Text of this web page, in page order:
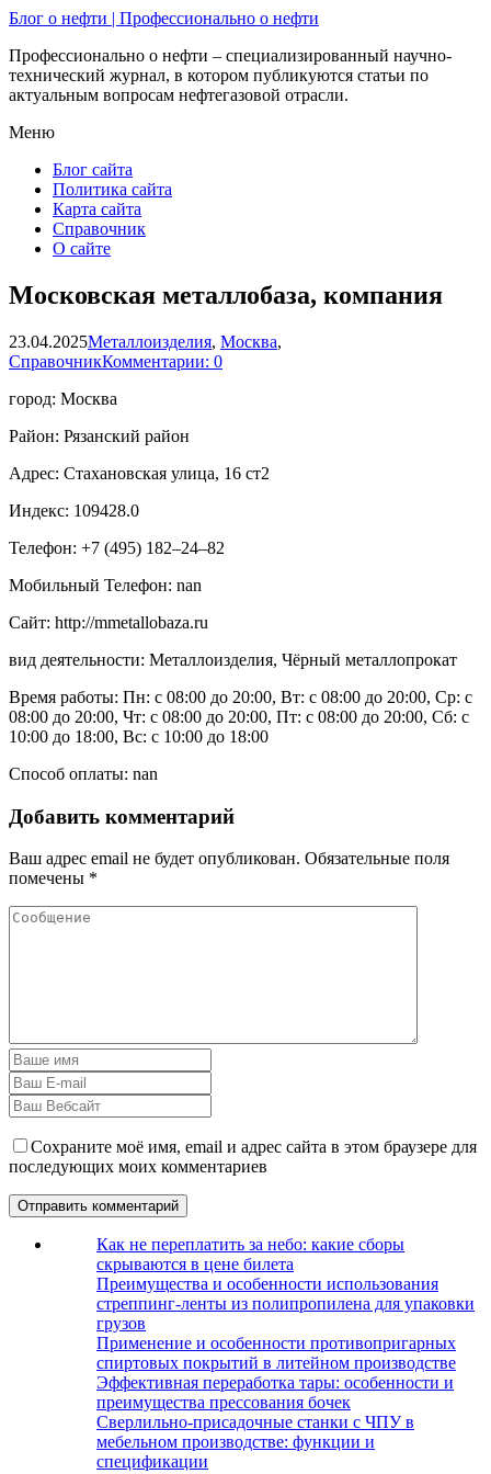
Блог о нефти | Профессионально о нефти
Профессионально о нефти – специализированный научно-
технический журнал, в котором публикуются статьи по
актуальным вопросам нефтегазовой отрасли.
Меню
Блог сайта
Политика сайта
Карта сайта
Справочник
О сайте
Московская металлобаза, компания
23.04.2025Металлоизделия, Москва,
СправочникКомментарии: 0
город: Москва
Район: Рязанский район
Адрес: Стахановская улица, 16 ст2
Индекс: 109428.0
Телефон: +7 (495) 182‒24‒82
Мобильный Телефон: nan
Сайт: http://mmetallobaza.ru
вид деятельности: Металлоизделия, Чёрный металлопрокат
Время работы: Пн: с 08:00 до 20:00, Вт: с 08:00 до 20:00, Ср: с
08:00 до 20:00, Чт: с 08:00 до 20:00, Пт: с 08:00 до 20:00, Сб: с
10:00 до 18:00, Вс: с 10:00 до 18:00
Способ оплаты: nan
Добавить комментарий
Ваш адрес email не будет опубликован. Обязательные поля
помечены *
Сохраните моё имя, email и адрес сайта в этом браузере для
последующих моих комментариев
Как не переплатить за небо: какие сборы
скрываются в цене билета
Преимущества и особенности использования
стреппинг-ленты из полипропилена для упаковки
грузов
Применение и особенности противопригарных
спиртовых покрытий в литейном производстве
Эффективная переработка тары: особенности и
преимущества прессования бочек
Сверлильно-присадочные станки с ЧПУ в
мебельном производстве: функции и
спецификации